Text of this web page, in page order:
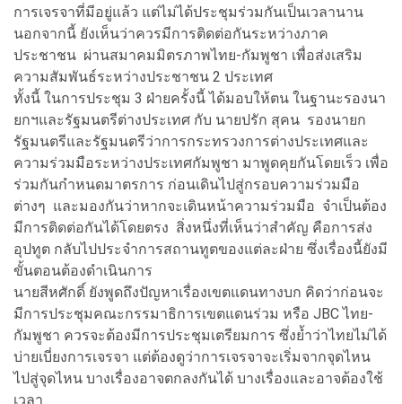
การเจรจาที่มีอยู่แล้ว แต่ไม่ได้ประชุมร่วมกันเป็นเวลานาน
นอกจากนี้ ยังเห็นว่าควรมีการติดต่อกันระหว่างภาค
ประชาชน ผ่านสมาคมมิตรภาพไทย-กัมพูชา เพื่อส่งเสริม
ความสัมพันธ์ระหว่างประชาชน 2 ประเทศ
ทั้งนี้ ในการประชุม 3 ฝ่ายครั้งนี้ ได้มอบให้ตน ในฐานะรองนา
ยกฯและรัฐมนตรีต่างประเทศ กับ นายปรัก สุคน รองนายก
รัฐมนตรีและรัฐมนตรีว่าการกระทรวงการต่างประเทศและ
ความร่วมมือระหว่างประเทศกัมพูชา มาพูดคุยกันโดยเร็ว เพื่อ
ร่วมกันกำหนดมาตรการ ก่อนเดินไปสู่กรอบความร่วมมือ
ต่างๆ และมองกันว่าหากจะเดินหน้าความร่วมมือ จำเป็นต้อง
มีการติดต่อกันได้โดยตรง สิ่งหนึ่งที่เห็นว่าสำคัญ คือการส่ง
อุปทูต กลับไปประจำการสถานทูตของแต่ละฝ่าย ซึ่งเรื่องนี้ยังมี
ขั้นตอนต้องดำเนินการ
นายสีหศักดิ์ ยังพูดถึงปัญหาเรื่องเขตแดนทางบก คิดว่าก่อนจะ
มีการประชุมคณะกรรมาธิการเขตแดนร่วม หรือ JBC ไทย-
กัมพูชา ควรจะต้องมีการประชุมเตรียมการ ซึ่งย้ำว่าไทยไม่ได้
บ่ายเบี่ยงการเจรจา แต่ต้องดูว่าการเจรจาจะเริ่มจากจุดไหน
ไปสู่จุดไหน บางเรื่องอาจตกลงกันได้ บางเรื่องและอาจต้องใช้
เวลา